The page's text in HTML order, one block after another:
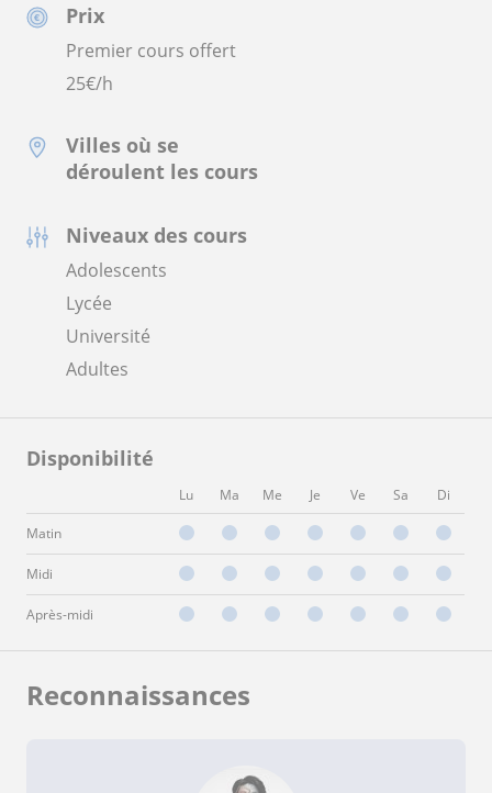
Prix
Premier cours offert
25€/h
Villes où se
déroulent les cours
Niveaux des cours
Adolescents
Lycée
Université
Adultes
Disponibilité
Lu Ma Me Je Ve Sa Di
Matin
Midi
Après-midi
Reconnaissances